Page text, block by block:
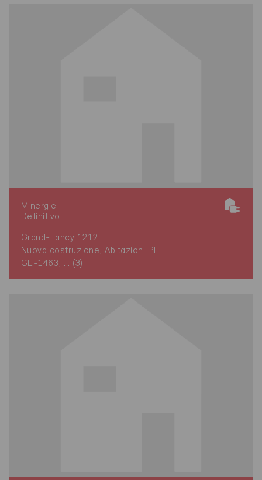
Minergie
Definitivo
Grand-Lancy 1212
Nuova costruzione, Abitazioni PF
GE-1463, ... (3)